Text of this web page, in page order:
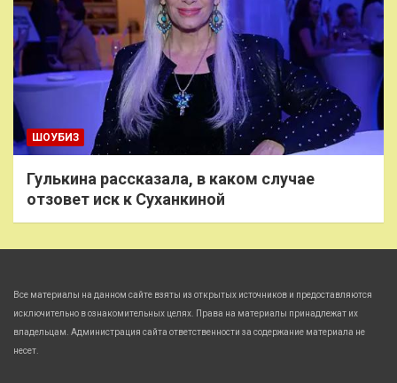
ШОУБИЗ
Гулькина рассказала, в каком случае
отзовет иск к Суханкиной
Все материалы на данном сайте взяты из открытых источников и предоставляются
исключительно в ознакомительных целях. Права на материалы принадлежат их
владельцам. Администрация сайта ответственности за содержание материала не
несет.